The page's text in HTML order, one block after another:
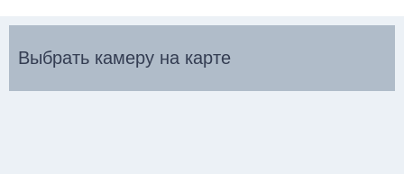
Выбрать камеру на карте